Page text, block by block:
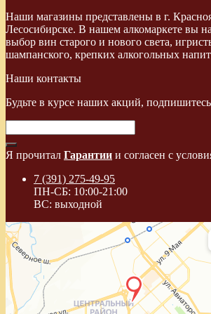
Наши магазины представлены в г.
Лесосибирске. В нашем алкомаркете вы
выбор вин старого и нового света,
шампанского, крепких алкогольных
Наши контакты
Будьте в курсе наших акций,
Я прочитал Гарантии и согласен с
7 (391) 275-49-95
ПН-СБ: 10:00-21:00
ВС: выходной